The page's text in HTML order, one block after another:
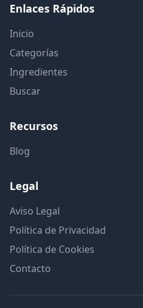
Enlaces Rápidos
Inicio
Categorías
Ingredientes
Buscar
Recursos
Blog
Legal
Aviso Legal
Política de Privacidad
Política de Cookies
Contacto